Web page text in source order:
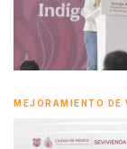
MEJORAMIENTO DE